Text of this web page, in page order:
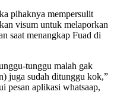
pihaknya mempersulit
visum untuk melaporkan
saat menangkap Fuad di
tunggu malah gak
juga sudah ditunggu kok,”
pesan aplikasi whatsaap,